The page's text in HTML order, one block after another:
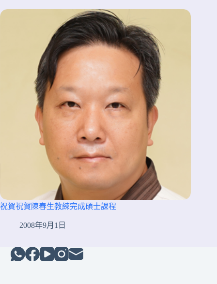
祝賀祝賀陳春生教練完成碩士課程
2008年9月1日